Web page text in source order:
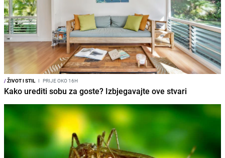
/ŽIVOT I STIL I PRIJE OKO 16H
Kako urediti sobu za goste? Izbjegavajte ove stvari